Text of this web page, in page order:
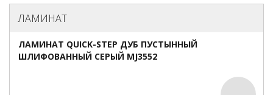
ЛАМИНАТ
ЛАМИНАТ QUICK-STEP ДУБ ПУСТЫННЫЙ
ШЛИФОВАННЫЙ СЕРЫЙ MJ3552